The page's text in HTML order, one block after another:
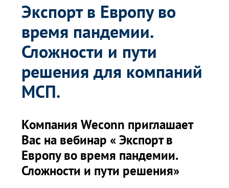
Экспорт в Европу во
время пандемии.
Сложности и пути
решения для компаний
МСП.
Компания Weconn приглашает
Вас на вебинар « Экспорт в
Европу во время пандемии.
Сложности и пути решения»